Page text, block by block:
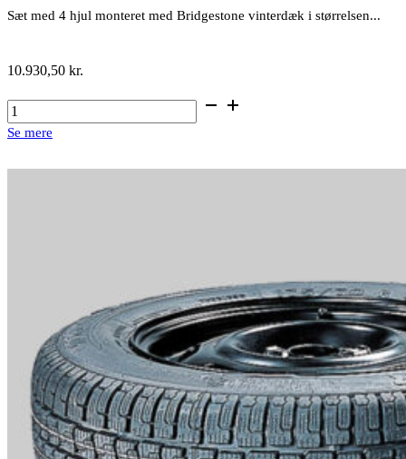
Sæt med 4 hjul monteret med Bridgestone vinterdæk i størrelsen...
10.930,50 kr.
16"
stålfælge
med
Se mere